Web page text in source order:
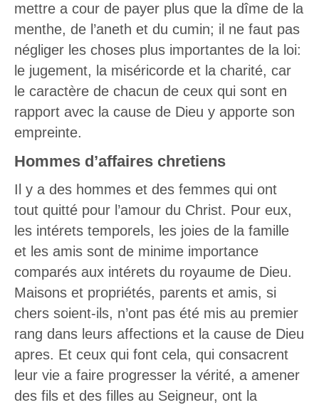
mettre a cour de payer plus que la dîme de la
menthe, de l’aneth et du cumin; il ne faut pas
négliger les choses plus importantes de la loi:
le jugement, la miséricorde et la charité, car
le caractère de chacun de ceux qui sont en
rapport avec la cause de Dieu y apporte son
empreinte.
Hommes d’affaires chretiens
Il y a des hommes et des femmes qui ont
tout quitté pour l’amour du Christ. Pour eux,
les intérets temporels, les joies de la famille
et les amis sont de minime importance
comparés aux intérets du royaume de Dieu.
Maisons et propriétés, parents et amis, si
chers soient-ils, n’ont pas été mis au premier
rang dans leurs affections et la cause de Dieu
apres. Et ceux qui font cela, qui consacrent
leur vie a faire progresser la vérité, a amener
des fils et des filles au Seigneur, ont la